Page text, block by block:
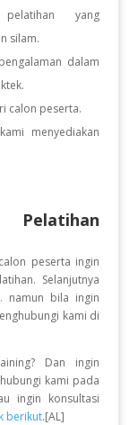
yang
silam.
dalam
calon peserta.
menyediakan
peserta ingin
Selanjutnya
namun bila ingin
kami di
Dan ingin
kami pada
ingin konsultasi
berikut.[AL]